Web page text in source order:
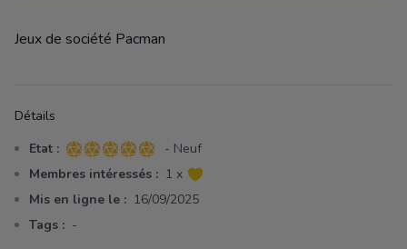
Description
Jeux de société Pacman
Détails
Etat : 5 sur 5 étoiles
- Neuf
Membres intéressés : 1 x
Mis en ligne le : 16/09/2025
Tags : -